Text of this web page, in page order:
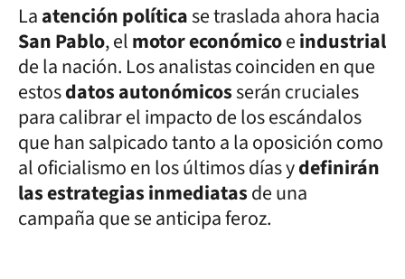
Laatención políticase traslada ahora hacia
San Pablo, elmotor económicoeindustrial
de la nación. Los analistas coinciden en que
estosdatos autonómicosserán cruciales
para calibrar el impacto de los escándalos
que han salpicado tanto a la oposición como
al oficialismo en los últimos días ydefinirán
las estrategias inmediatasde una
campaña que se anticipa feroz.